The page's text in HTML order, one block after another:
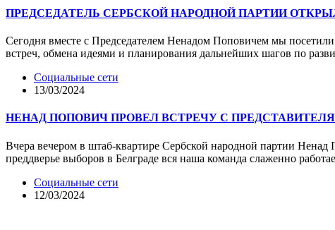
ПРЕДСЕДАТЕЛЬ СЕРБСКОЙ НАРОДНОЙ ПАРТИИ
Сегодня вместе с Председателем Ненадом Поповичем мы
встреч, обмена идеями и планирования дальнейших шагов по
Социальные сети
13/03/2024
НЕНАД ПОПОВИЧ ПРОВЕЛ ВСТРЕЧУ С
Вчера вечером в штаб-квартире Сербской народной партии
преддверье выборов в Белграде вся наша команда слаженно
Социальные сети
12/03/2024